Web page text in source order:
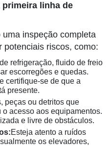
linha de
inspeção completa
potenciais riscos, como:
refrigeração, fluido de freio
escorregões e quedas.
certifique-se de que a
presente.
peças ou detritos que
acesso aos equipamentos.
e livre de obstáculos.
Esteja atento a ruídos
os elevadores,